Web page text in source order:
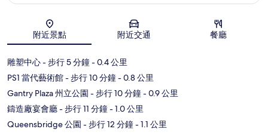
地圖
附近景點 附近交通 餐廳
雕塑中心- 步行 5 分鐘- 0.4 公里
PS1 當代藝術館- 步行 10 分鐘- 0.8 公里
Gantry Plaza 州立公園 - 步行 10 分鐘- 0.9 公里
鑄造廠宴會廳- 步行 11 分鐘- 1.0 公里
Queensbridge 公園 - 步行 12 分鐘- 1.1 公里